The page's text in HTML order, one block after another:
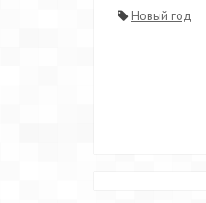
Новый год